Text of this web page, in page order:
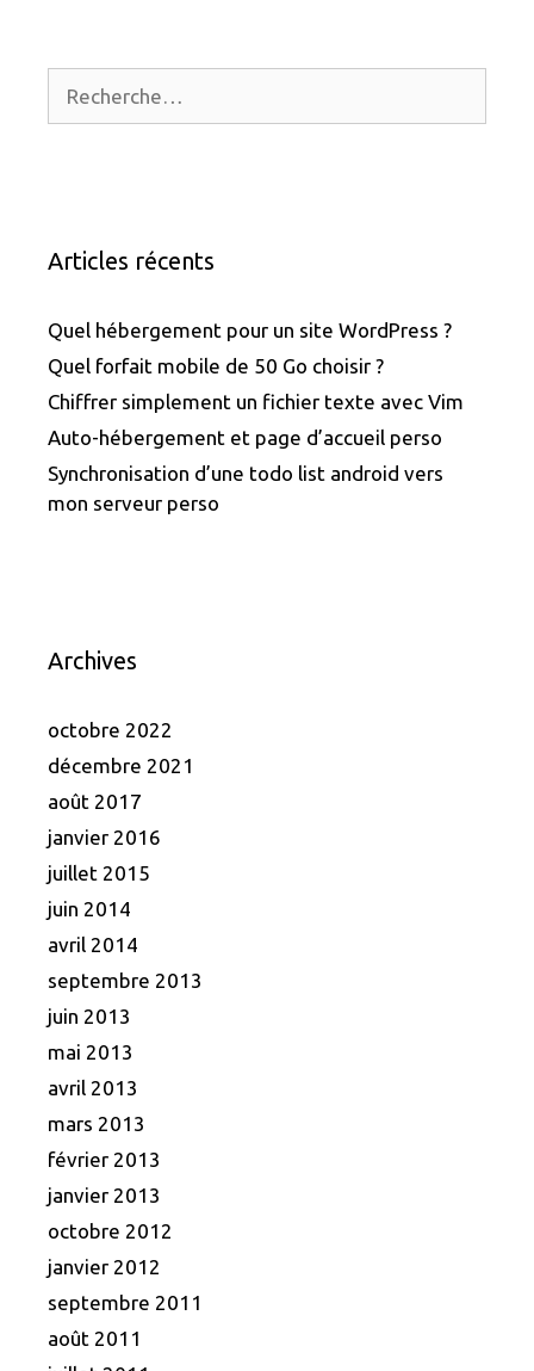
Articles récents
Quel hébergement pour un site WordPress ?
Quel forfait mobile de 50 Go choisir ?
Chiffrer simplement un fichier texte avec Vim
Auto-hébergement et page d’accueil perso
Synchronisation d’une todo list android vers
mon serveur perso
Archives
octobre 2022
décembre 2021
août 2017
janvier 2016
juillet 2015
juin 2014
avril 2014
septembre 2013
juin 2013
mai 2013
avril 2013
mars 2013
février 2013
janvier 2013
octobre 2012
janvier 2012
septembre 2011
août 2011